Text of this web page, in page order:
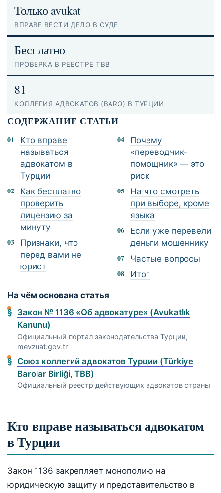
Только avukat
ВПРАВЕ ВЕСТИ ДЕЛО В СУДЕ
Бесплатно
ПРОВЕРКА В РЕЕСТРЕ TBB
81
КОЛЛЕГИЯ АДВОКАТОВ (BARO) В ТУРЦИИ
СОДЕРЖАНИЕ СТАТЬИ
Кто вправе
называться
адвокатом в
Турции
Как бесплатно
проверить
лицензию за
минуту
Признаки, что
перед вами не
юрист
Почему
«переводчик-
помощник» — это
риск
На что смотреть
при выборе, кроме
языка
Если уже перевели
деньги мошеннику
Частые вопросы
Итог
На чём основана статья
Закон № 1136 «Об адвокатуре» (Avukatlık
Kanunu)
Официальный портал законодательства Турции,
mevzuat.gov.tr
Союз коллегий адвокатов Турции (Türkiye
Barolar Birliği, TBB)
Официальный реестр действующих адвокатов страны
Кто вправе называться адвокатом
в Турции
Закон 1136 закрепляет монополию на
юридическую защиту и представительство в